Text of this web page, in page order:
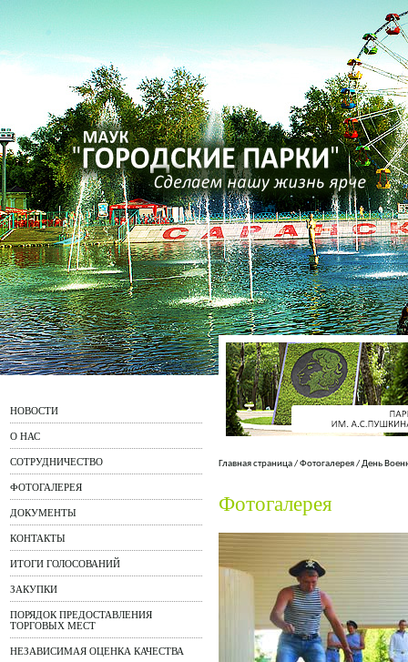
НОВОСТИ
О НАС
СОТРУДНИЧЕСТВО
ФОТОГАЛЕРЕЯ
ДОКУМЕНТЫ
КОНТАКТЫ
ИТОГИ ГОЛОСОВАНИЙ
ЗАКУПКИ
ПОРЯДОК ПРЕДОСТАВЛЕНИЯ
ТОРГОВЫХ МЕСТ
НЕЗАВИСИМАЯ ОЦЕНКА КАЧЕСТВА
Главная страница/Фотогалерея/День
Фотогалерея